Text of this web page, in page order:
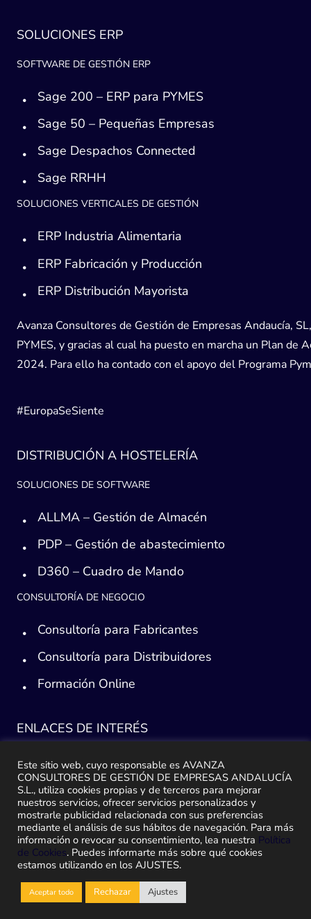
SOLUCIONES ERP
SOFTWARE DE GESTIÓN ERP
Sage 200 – ERP para PYMES
Sage 50 – Pequeñas Empresas
Sage Despachos Connected
Sage RRHH
SOLUCIONES VERTICALES DE GESTIÓN
ERP Industria Alimentaria
ERP Fabricación y Producción
ERP Distribución Mayorista
Avanza Consultores de Gestión de Empresas Andaucía,
PYMES, y gracias al cual ha puesto en marcha un Plan
2024. Para ello ha contado con el apoyo del Programa
#EuropaSeSiente
DISTRIBUCIÓN A HOSTELERÍA
SOLUCIONES DE SOFTWARE
ALLMA – Gestión de Almacén
PDP – Gestión de abastecimiento
D360 – Cuadro de Mando
CONSULTORÍA DE NEGOCIO
Consultoría para Fabricantes
Consultoría para Distribuidores
Formación Online
ENLACES DE INTERÉS
Consultoría ERP Sage
Implantación ERP
Plan de ayuda Sage
Migración y traspaso de datos
Medidas Ley Antifraude
Este sitio web, cuyo responsable es AVANZA
CONSULTORES DE GESTIÓN DE EMPRESAS ANDALUCÍA
S.L., utiliza cookies propias y de terceros para mejorar
nuestros servicios, ofrecer servicios personalizados y
mostrarle publicidad relacionada con sus preferencias
mediante el análisis de sus hábitos de navegación. Para más
información o revocar su consentimiento, lea nuestra Política
de Cookies. Puedes informarte más sobre qué cookies
estamos utilizando en los AJUSTES.
Aceptar todo Rechazar Ajustes